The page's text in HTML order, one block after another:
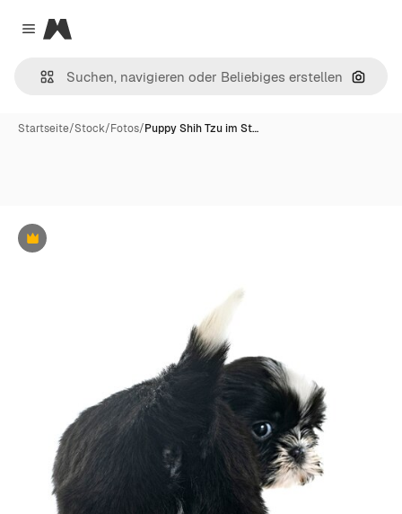
Close menu
Magnific
Nach
Startseite/Stock/Fotos/Puppy Shih Tzu im St…
Premium